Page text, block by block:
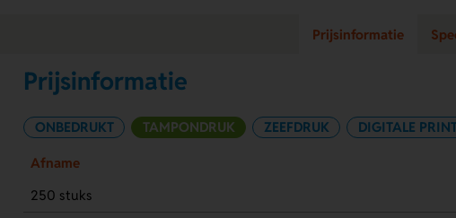
Prijsinformatie
Prijsinformatie
ONBEDRUKT TAMPONDRUK ZEEFDRUK DIGITALE
Afname
250 stuks